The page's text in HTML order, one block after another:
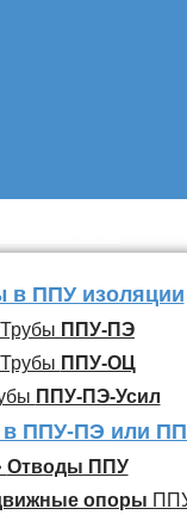
в ППУ изоляции
Трубы ППУ-ПЭ
Трубы ППУ-ОЦ
ППУ-ПЭ-Усил
ППУ-ПЭ или
Отводы ППУ
опоры